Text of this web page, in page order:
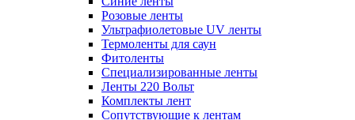
Розовые ленты
Ультрафиолетовые UV ленты
Термоленты для саун
Фитоленты
Специализированные ленты
Ленты 220 Вольт
Комплекты лент
Сопутствующие к лентам